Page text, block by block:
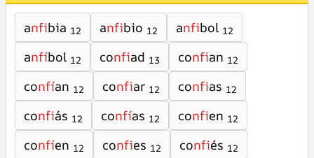
anfibia 12 anfibio 12 anfibol 12
anfíbol 12 confiad 13 confian 12
confían 12 confiar 12 confias 12
confiás 12 confías 12 confien 12
confíen 12 confies 12 confiés 12